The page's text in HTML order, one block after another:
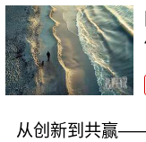
从创新到共赢